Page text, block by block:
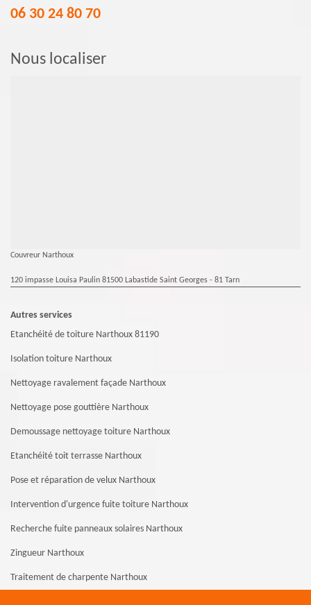
06 30 24 80 70
Nous localiser
Couvreur Narthoux
120 impasse Louisa Paulin 81500 Labastide Saint Georges - 81 Tarn
Autres services
Etanchéité de toiture Narthoux 81190
Isolation toiture Narthoux
Nettoyage ravalement façade Narthoux
Nettoyage pose gouttière Narthoux
Demoussage nettoyage toiture Narthoux
Etanchéité toit terrasse Narthoux
Pose et réparation de velux Narthoux
Intervention d'urgence fuite toiture Narthoux
Recherche fuite panneaux solaires Narthoux
Zingueur Narthoux
Traitement de charpente Narthoux